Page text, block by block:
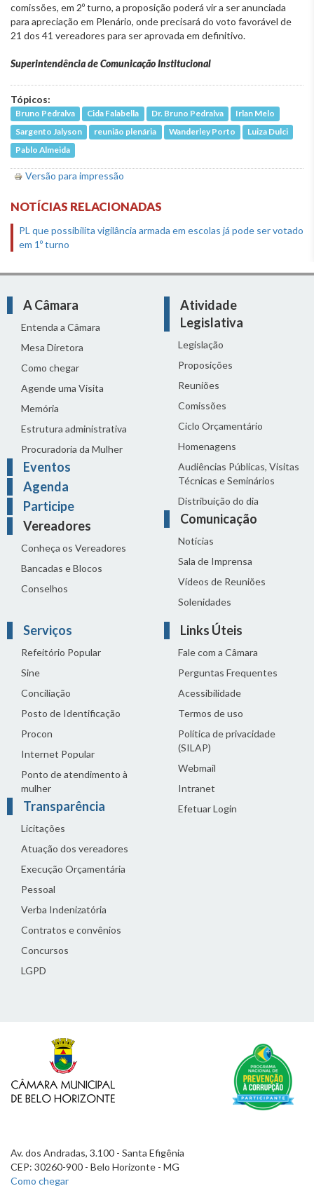
comissões, em 2º turno, a proposição poderá vir a ser anunciada
para apreciação em Plenário, onde precisará do voto favorável de
21 dos 41 vereadores para ser aprovada em definitivo.
Superintendência de Comunicação Institucional
Tópicos:
Bruno Pedralva Cida Falabella Dr. Bruno Pedralva
Irlan Melo
Sargento Jalyson
reunião plenária Wanderley Porto
Luiza Dulci
Pablo Almeida
Versão para impressão
NOTÍCIAS RELACIONADAS
PL que possibilita vigilância armada em escolas já pode ser votado
em 1º turno
A Câmara
Entenda a Câmara
Mesa Diretora
Como chegar
Agende uma Visita
Memória
Estrutura administrativa
Procuradoria da Mulher
Eventos
Agenda
Participe
Vereadores
Conheça os Vereadores
Bancadas e Blocos
Conselhos
Atividade
Legislativa
Legislação
Proposições
Reuniões
Comissões
Ciclo Orçamentário
Homenagens
Audiências Públicas, Visitas
Técnicas e Seminários
Distribuição do dia
Comunicação
Notícias
Sala de Imprensa
Vídeos de Reuniões
Solenidades
Serviços
Refeitório Popular
Sine
Conciliação
Posto de Identificação
Procon
Internet Popular
Ponto de atendimento à
mulher
Transparência
Licitações
Atuação dos vereadores
Execução Orçamentária
Pessoal
Verba Indenizatória
Contratos e convênios
Concursos
LGPD
Links Úteis
Fale com a Câmara
Perguntas Frequentes
Acessibilidade
Termos de uso
Política de privacidade
(SILAP)
Webmail
Intranet
Efetuar Login
Av. dos Andradas, 3.100 - Santa Efigênia
CEP: 30260-900 - Belo Horizonte - MG
Como chegar